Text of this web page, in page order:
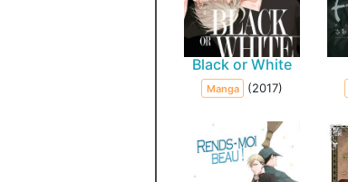
Black or White
Manga (2017)